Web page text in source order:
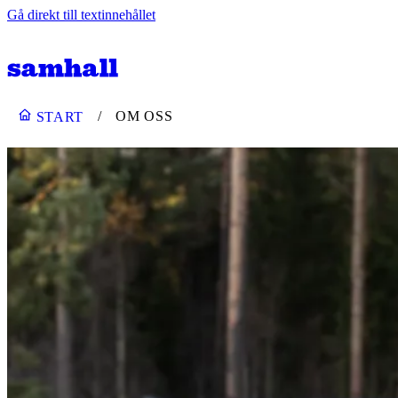
Gå direkt till textinnehållet
START OM OSS